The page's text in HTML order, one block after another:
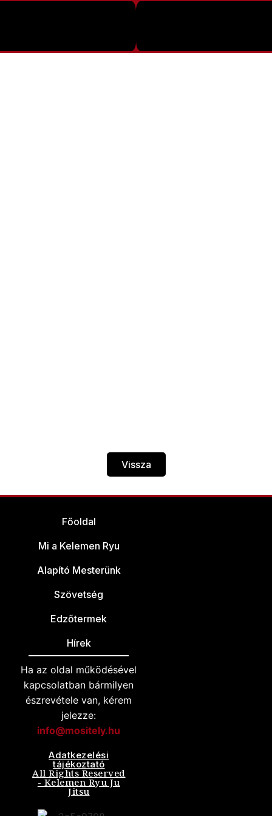
Vissza
Főoldal
Mi a Kelemen Ryu
Alapító Mesterünk
Szövetség
Edzőtermek
Hírek
Ha az oldal működésével
kapcsolatban bármilyen
észrevétele van, kérem
jelezze:
info@mositely.hu
Adatkezelési
tájékoztató
All Rights Reserved
- Kelemen Ryu Ju
Jitsu